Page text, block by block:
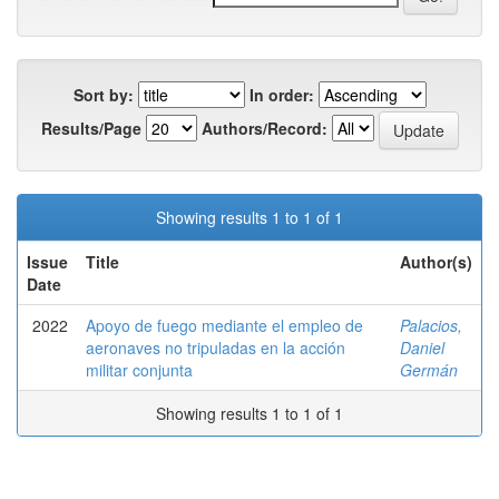
Sort by:
In order:
Results/Page
Authors/Record:
Showing results 1 to 1 of 1
Issue
Date
Title Author(s)
2022
Apoyo de fuego mediante el empleo de
aeronaves no tripuladas en la acción
militar conjunta
Palacios,
Daniel
Germán
Showing results 1 to 1 of 1